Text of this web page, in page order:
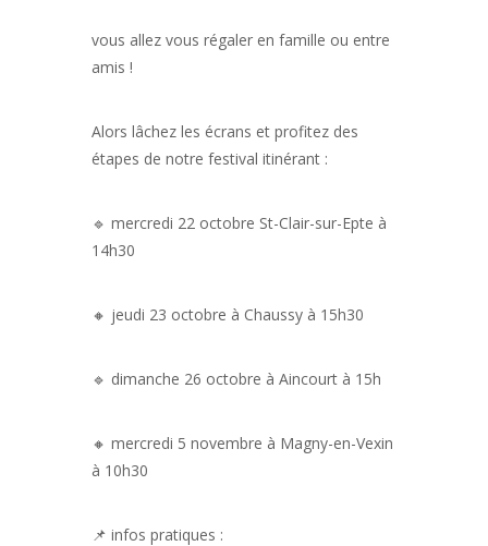
vous allez vous régaler en famille ou entre
amis !
Alors lâchez les écrans et profitez des
étapes de notre festival itinérant :
🔹 mercredi 22 octobre St-Clair-sur-Epte à
14h30
🔸 jeudi 23 octobre à Chaussy à 15h30
🔹 dimanche 26 octobre à Aincourt à 15h
🔸 mercredi 5 novembre à Magny-en-Vexin
à 10h30
📌 infos pratiques :